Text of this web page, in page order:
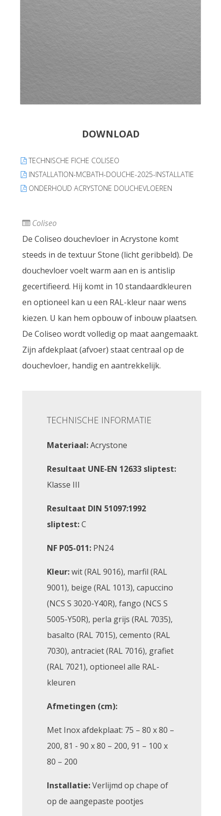
DOWNLOAD
TECHNISCHE FICHE COLISEO
INSTALLATION-MCBATH-DOUCHE-2025-INSTALLATIE
ONDERHOUD ACRYSTONE DOUCHEVLOEREN
Coliseo
De Coliseo douchevloer in Acrystone komt
steeds in de textuur Stone (licht geribbeld). De
douchevloer voelt warm aan en is antislip
gecertifieerd. Hij komt in 10 standaardkleuren
en optioneel kan u een RAL-kleur naar wens
kiezen. U kan hem opbouw of inbouw plaatsen.
De Coliseo wordt volledig op maat aangemaakt.
Zijn afdekplaat (afvoer) staat centraal op de
douchevloer, handig en aantrekkelijk.
TECHNISCHE INFORMATIE
Materiaal:Acrystone
Resultaat UNE-EN 12633 sliptest:
Klasse III
Resultaat DIN 51097:1992
sliptest:C
NF P05-011: PN24
Kleur:wit (RAL 9016), marfil (RAL
9001), beige (RAL 1013), capuccino
(NCS S 3020-Y40R), fango (NCS S
5005-Y50R), perla grijs (RAL 7035),
basalto (RAL 7015), cemento (RAL
7030), antraciet (RAL 7016), grafiet
(RAL 7021), optioneel alle RAL-
kleuren
Afmetingen (cm):
Met Inox afdekplaat: 75 – 80 x 80 –
200, 81 - 90 x 80 – 200, 91 – 100 x
80 – 200
Installatie:Verlijmd op chape of
op de aangepaste pootjes